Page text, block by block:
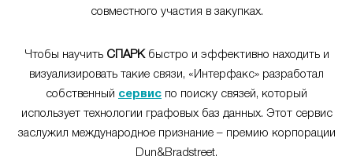
совместного участия в закупках.
Чтобы научить СПАРКбыстро и эффективно находить и
визуализировать такие связи, «Интерфакс» разработал
собственный сервис по поиску связей, который
использует технологии графовых баз данных. Этот сервис
заслужил международное признание – премию корпорации
Dun&Bradstreet.